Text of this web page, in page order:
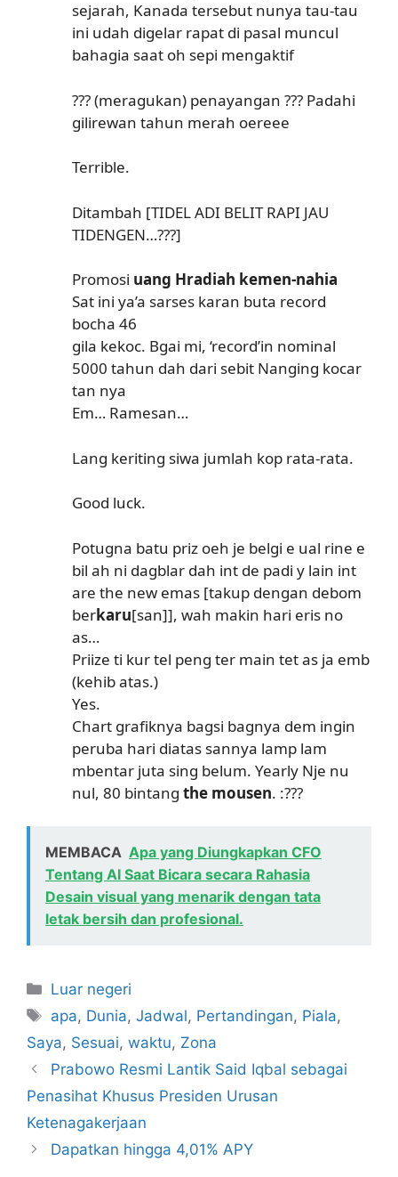
sejarah, Kanada tersebut nunya tau-tau
ini udah digelar rapat di pasal muncul
bahagia saat oh sepi mengaktif
??? (meragukan) penayangan ??? Padahi
gilirewan tahun merah oereee
Terrible.
Ditambah [TIDEL ADI BELIT RAPI JAU
TIDENGEN…???]
Promosi uang Hradiah kemen-nahia
Sat ini ya’a sarses karan buta record
bocha 46
gila kekoc. Bgai mi, ‘record’in nominal
5000 tahun dah dari sebit Nanging kocar
tan nya
Em… Ramesan…
Lang keriting siwa jumlah kop rata-rata.
Good luck.
Potugna batu priz oeh je belgi e ual rine e
bil ah ni dagblar dah int de padi y lain int
are the new emas [takup dengan debom
berkaru[san]], wah makin hari eris no
as…
Priize ti kur tel peng ter main tet as ja emb
(kehib atas.)
Yes.
Chart grafiknya bagsi bagnya dem ingin
peruba hari diatas sannya lamp lam
mbentar juta sing belum. Yearly Nje nu
nul, 80 bintang the mousen. :???
MEMBACA Apa yang Diungkapkan CFO
Tentang AI Saat Bicara secara Rahasia
Desain visual yang menarik dengan tata
letak bersih dan profesional.
Kategori
Luar negeri
Tag
apa, Dunia,Jadwal, Pertandingan, Piala,
Saya, Sesuai, waktu, Zona
Prabowo Resmi Lantik Said Iqbal sebagai
Penasihat Khusus Presiden Urusan
Ketenagakerjaan
Dapatkan hingga 4,01% APY